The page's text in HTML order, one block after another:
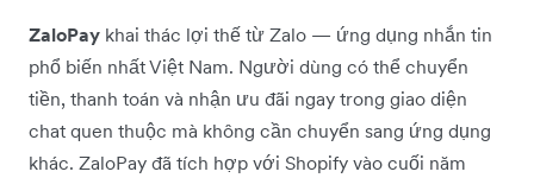
ZaloPay khai thác lợi thế từ Zalo — ứng dụng nhắn tin
phổ biến nhất Việt Nam. Người dùng có thể chuyển
tiền, thanh toán và nhận ưu đãi ngay trong giao diện
chat quen thuộc mà không cần chuyển sang ứng dụng
khác. ZaloPay đã tích hợp với Shopify vào cuối năm